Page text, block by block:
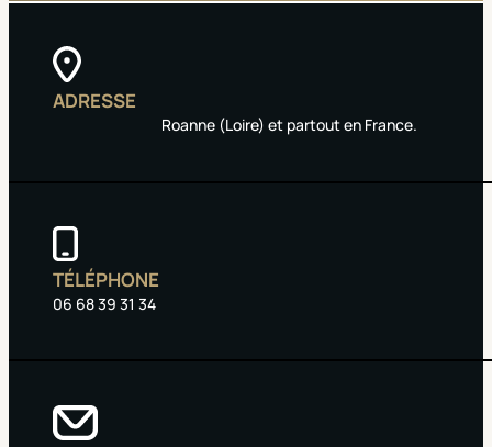
ADRESSE
Roanne (Loire) et partout en France.
TÉLÉPHONE
06 68 39 31 34